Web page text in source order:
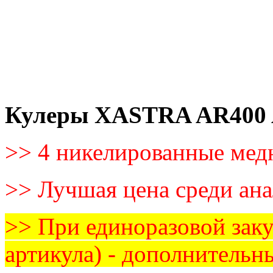
Кулеры XASTRA
>> 4 никелированные
>> Лучшая цена среди
>> При единоразовой
артикула) -